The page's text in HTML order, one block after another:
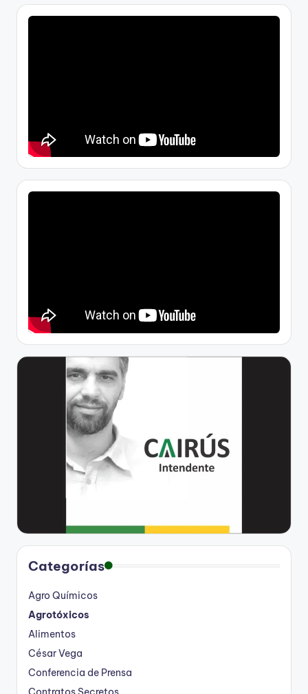
Categorías
Agro Químicos
Agrotóxicos
Alimentos
César Vega
Conferencia de Prensa